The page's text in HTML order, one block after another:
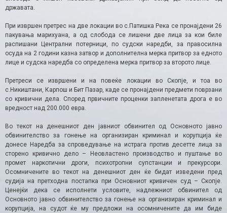
државата.
При извршен претрес на две локации во с.Патишка Река се пронајдени 26
пакувања марихуана, а од слобода се лишени две лица за кои биле
распишани Централни потерници, по судски наредби, за правосилна
осуда на 2 години казна затвор и дополнителна мерка притвор за едното
лице и судска наредба со определена мерка притвор за второто лице.
Претреси се извршени и на повеќе локации во Скопје, и тоа во
с.Никиштани, Карпош и Бит Пазар, каде се пронајдени предмети поврзани
со кривични дела. Според првичните проценки запленетата дрога е во
вредност над 200.000 евра.
Во текот на денешниот ден јавниот обвинител од Основното јавно
обвинителство за гонење на организиран криминал и корупција ќе
донесе Наредба за спроведување на истрага против десетте лица за
сторено кривично дело – Неовластено производство и пуштање во
промет наркотични дроги, психотропни супстанции и прекурсори.
Осомничените во текот на денешниот ден ќе бидат изведени пред
судија на претходна постапка при Основниот кривичен суд – Скопје.
Ценејќи дека се исполнети условите, надлежниот обвинител од
Основното јавно обвинителство за гонење на организиран криминал и
корупција, на судот ќе му предложи на осомничените да им биде